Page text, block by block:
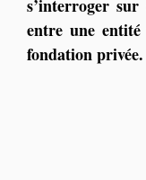
s’interroger
entre une
fondation privée.